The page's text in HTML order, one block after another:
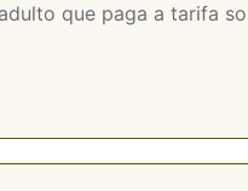
que paga a tarifa